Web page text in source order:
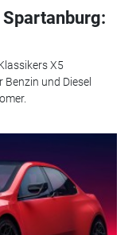
X5
und Diesel